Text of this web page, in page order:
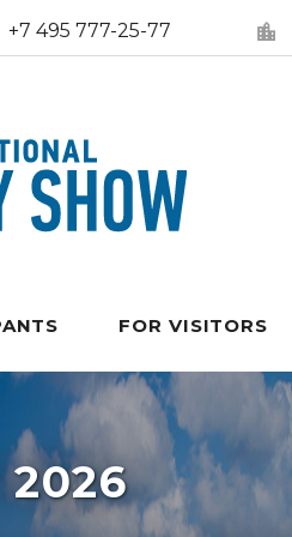
+7 495 777-25-77
FOR VISITORS
2026